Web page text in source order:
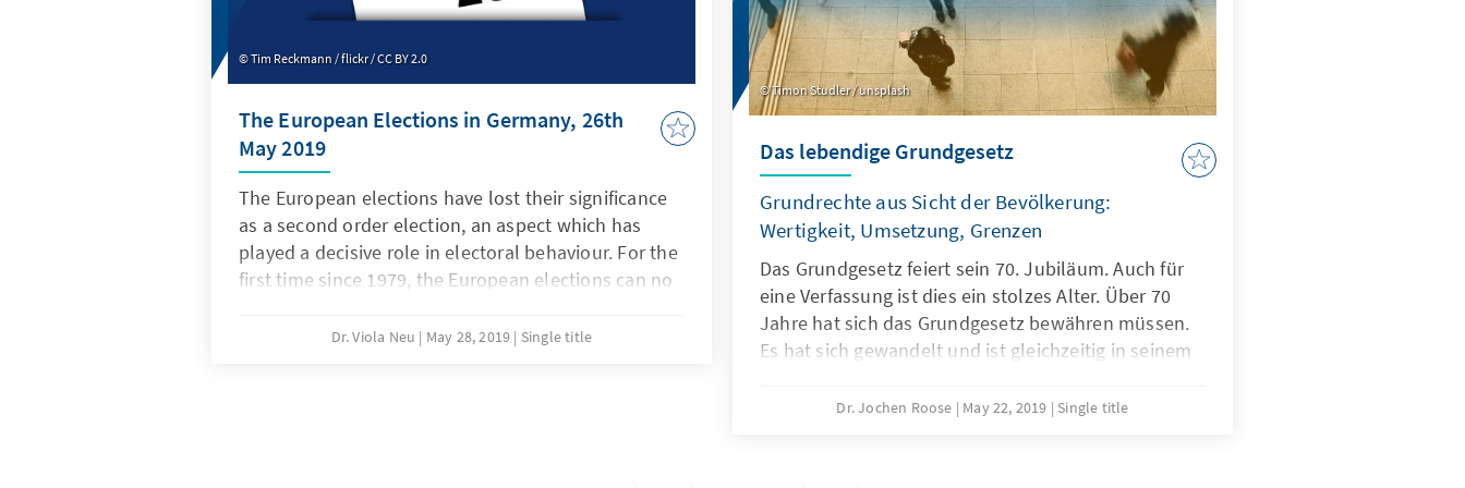
Tim Reckmann / flickr / CC BY 2.0
The European Elections in Germany, 26th
May 2019
The European elections have lost their significance
as a second order election, an aspect which has
played a decisive role in electoral behaviour. For the
first time since 1979, the European elections can no
one hand, there is a very high interest in the
Dr. Viola Neu May 28, 2019 Single title
Timon Studler / unsplash
Das lebendige Grundgesetz
Grundrechte aus Sicht der Bevölkerung:
Wertigkeit, Umsetzung, Grenzen
Das Grundgesetz feiert sein 70. Jubiläum. Auch für
eine Verfassung ist dies ein stolzes Alter. Über 70
Jahre hat sich das Grundgesetz bewähren müssen.
Es hat sich gewandelt und ist gleichzeitig in seinem
Bewährung lässt sich dem Grundgesetz nicht
Dr. Jochen Roose May 22, 2019 Single title